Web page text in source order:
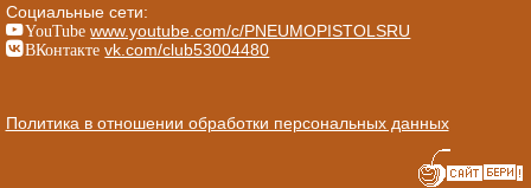
Социальные сети:
YouTube www.youtube.com/c/PNEUMOPISTOLSRU
ВКонтакте vk.com/club53004480
Политика в отношении обработки персональных данных